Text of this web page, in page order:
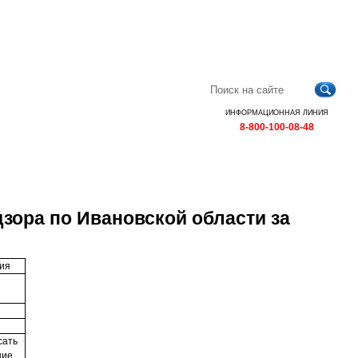
сайта
RSS
ИНФОРМАЦИОННАЯ ЛИНИЯ
8-800-100-08-48
по Ивановской области за